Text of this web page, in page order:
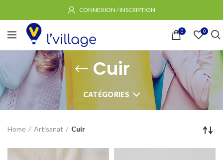
CONNEXION / INSCRIPTION
0 0
Cuir
CATÉGORIES
Home Artisanat Cuir